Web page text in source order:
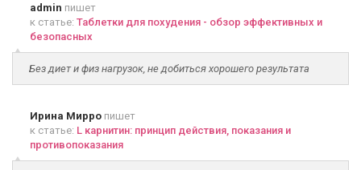
admin пишет
к статье: Таблетки для похудения - обзор эффективных и
безопасных
Без диет и физ нагрузок, не добиться хорошего результата
Ирина Мирро пишет
к статье: L карнитин: принцип действия, показания и
противопоказания